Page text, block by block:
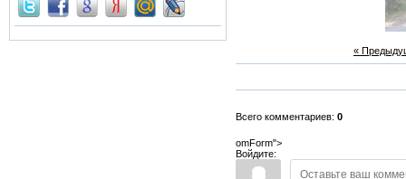
«
Всего комментариев: 0
omForm">
Войдите: